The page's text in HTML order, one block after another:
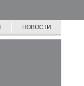
НОВОСТИ